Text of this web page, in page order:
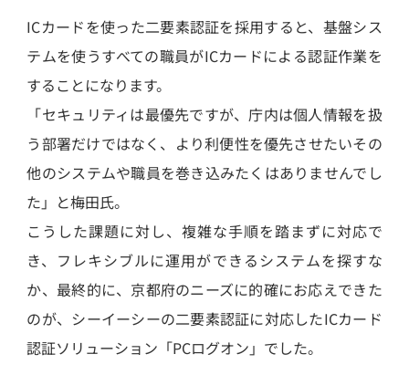
ICカードを使った二要素認証を採用すると、基盤シス
テムを使うすべての職員がICカードによる認証作業を
することになります。
「セキュリティは最優先ですが、庁内は個人情報を扱
う部署だけではなく、より利便性を優先させたいその
他のシステムや職員を巻き込みたくはありませんでし
た」と梅田氏。
こうした課題に対し、複雑な手順を踏まずに対応で
き、フレキシブルに運用ができるシステムを探すな
か、最終的に、京都府のニーズに的確にお応えできた
のが、シーイーシーの二要素認証に対応したICカード
認証ソリューション「PCログオン」でした。